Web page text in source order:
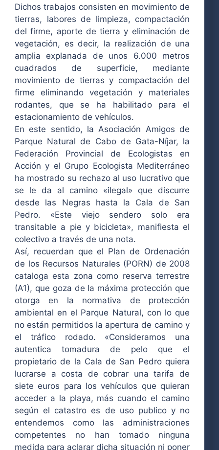
Dichos trabajos consisten en movimiento de
tierras, labores de limpieza, compactación
del firme, aporte de tierra y eliminación de
vegetación, es decir, la realización de una
amplia explanada de unos 6.000 metros
cuadrados de superficie, mediante
movimiento de tierras y compactación del
firme eliminando vegetación y materiales
rodantes, que se ha habilitado para el
estacionamiento de vehículos.
En este sentido, la Asociación Amigos de
Parque Natural de Cabo de Gata-Níjar, la
Federación Provincial de Ecologistas en
Acción y el Grupo Ecologista Mediterráneo
ha mostrado su rechazo al uso lucrativo que
se le da al camino «ilegal» que discurre
desde las Negras hasta la Cala de San
Pedro. «Este viejo sendero solo era
transitable a pie y bicicleta», manifiesta el
colectivo a través de una nota.
Así, recuerdan que el Plan de Ordenación
de los Recursos Naturales (PORN) de 2008
cataloga esta zona como reserva terrestre
(A1), que goza de la máxima protección que
otorga en la normativa de protección
ambiental en el Parque Natural, con lo que
no están permitidos la apertura de camino y
el tráfico rodado. «Consideramos una
autentica tomadura de pelo que el
propietario de la Cala de San Pedro quiera
lucrarse a costa de cobrar una tarifa de
siete euros para los vehículos que quieran
acceder a la playa, más cuando el camino
según el catastro es de uso publico y no
entendemos como las administraciones
competentes no han tomado ninguna
medida para aclarar dicha situación ni poner